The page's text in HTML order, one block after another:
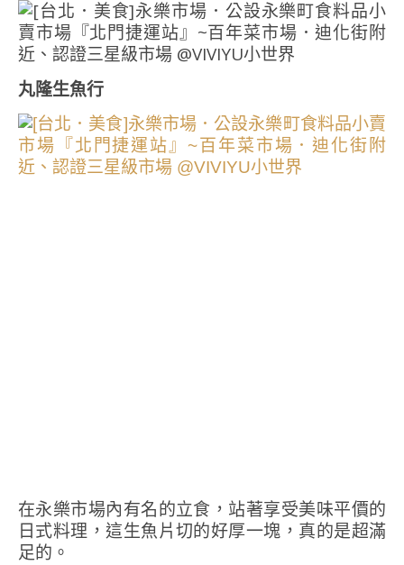
丸隆生魚行
在永樂市場內有名的立食，站著享受美味平價的
日式料理，這生魚片切的好厚一塊，真的是超滿
足的。